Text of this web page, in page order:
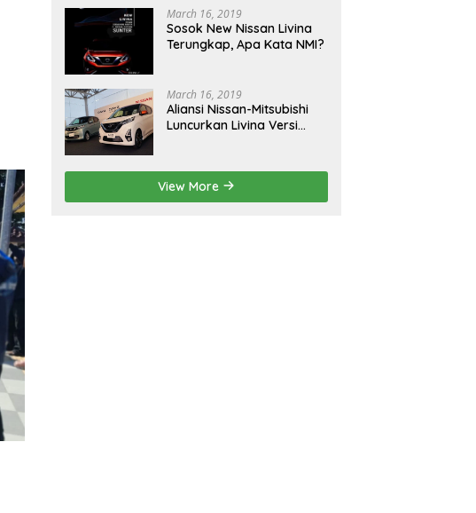
March 16, 2019
Sosok New Nissan Livina
Terungkap, Apa Kata NMI?
March 16, 2019
Aliansi Nissan-Mitsubishi
Luncurkan Livina Versi
View More